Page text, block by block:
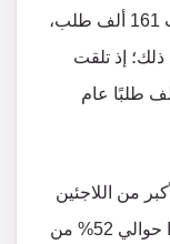
أكبر بلد في تلقي طلبات اللجوء؛ إذ سجلت 161 ألف طلب،
إذ تلقت
198 ألف طلب عام 2017، و722 ألف طلبًا عام
من اللاجئين
كانت أعمارهم أقل من 18 عامًا؛ إذ شكلوا حوالي 52% من